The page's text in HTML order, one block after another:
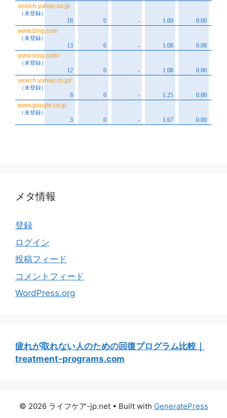
メタ情報
登録
ログイン
投稿フィード
コメントフィード
WordPress.org
疲れが取れない人のための回復プログラム比較｜
treatment-programs.com
© 2026 ライフケア-jp.net• Built with GeneratePress